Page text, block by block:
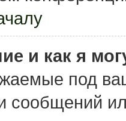
и как я
под
сообщений